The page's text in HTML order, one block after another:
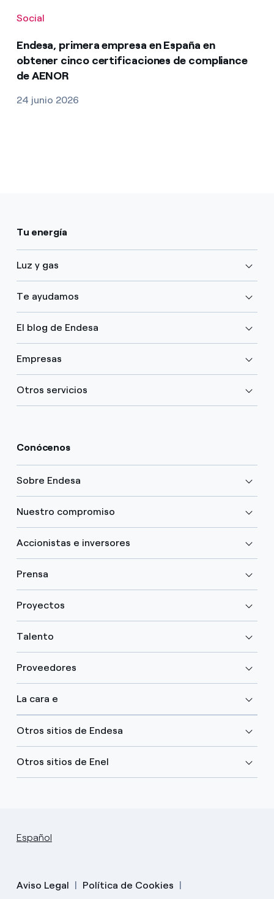
Social
Endesa, primera empresa en España en
obtener cinco certificaciones de compliance
de AENOR
24 junio 2026
Tu energía
Luz y gas
Te ayudamos
El blog de Endesa
Empresas
Otros servicios
Conócenos
Sobre Endesa
Nuestro compromiso
Accionistas e inversores
Prensa
Proyectos
Talento
Proveedores
La cara e
Otros sitios de Endesa
Otros sitios de Enel
Español
Aviso Legal
Política de Cookies